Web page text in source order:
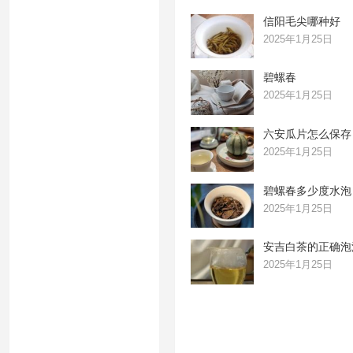
信阳毛尖哪种好
2025年1月25日
碧螺春
2025年1月25日
六安瓜片怎么保存
2025年1月25日
碧螺春多少度水泡
2025年1月25日
安吉白茶的正确
2025年1月25日